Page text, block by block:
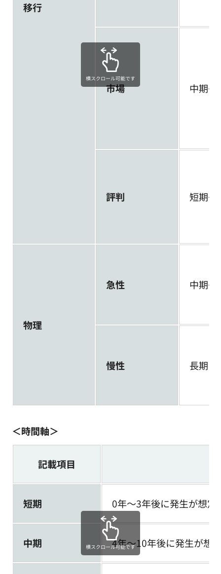
移行
市場 中期～
評判 短期～
物理
急性 中期～
慢性 長期
横スクロール可能です
＜時間軸＞
記載項目
短期 0年～3年後に発生が想定
中期 4年～10年後に発生が想
横スクロール可能です